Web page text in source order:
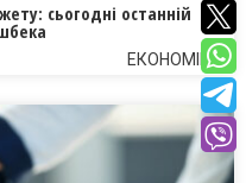
сьогодні останній
ЕКОНОМІКА